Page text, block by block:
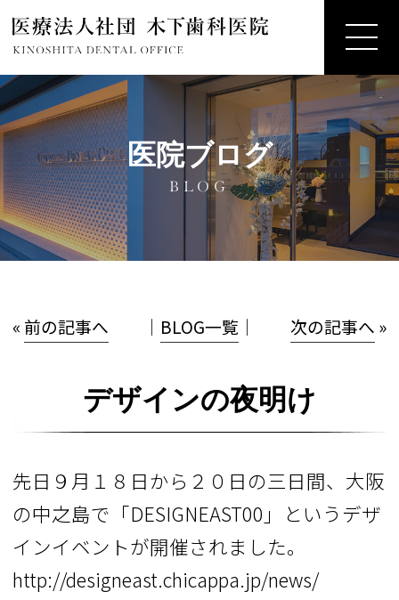
医院ブログ
BLOG
« 前の記事へ │ BLOG一覧 │ 次の記事へ »
デザインの夜明け
先日９月１８日から２０日の三日間、大阪
の中之島で「DESIGNEAST00」というデザ
インイベントが開催されました。
http://designeast.chicappa.jp/news/